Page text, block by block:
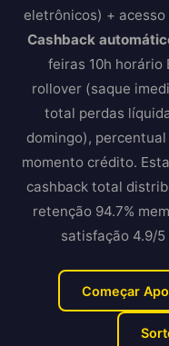
eletrônicos) +
Cashback
feiras 10h horário
rollover (saque
total perdas
domingo),
momento crédito.
cashback total
retenção 94.7%
satisfação 4.9/
Começar